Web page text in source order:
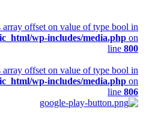
array offset on value of type bool in
wp-includes/media.php on
line 800
array offset on value of type bool in
wp-includes/media.php on
line 806